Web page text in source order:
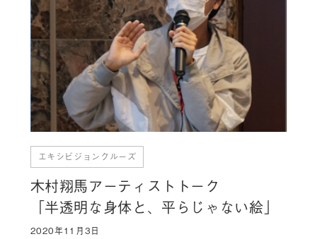
エキシビジョンクルーズ
木村翔馬アーティストトーク
「半透明な身体と、平らじゃない絵」
2020年11月3日